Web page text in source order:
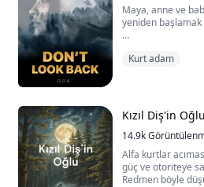
Maya, anne ve
yeniden başlamak
bilerek,
Arkadaşsız ve
çalışır, ancak
gelmeye
Kurt adam
Kızıl Diş'in Oğlu
14.9k
Alfa kurtlar
güç ve otoriteye
Redmen böyle